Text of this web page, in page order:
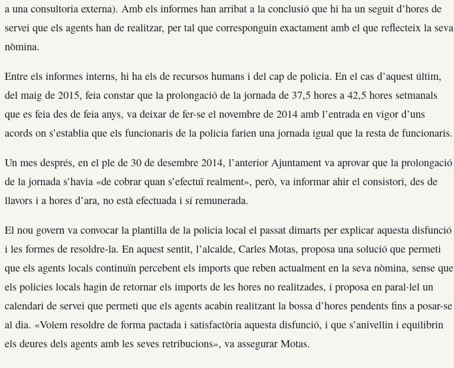
a una consultoria externa). Amb els informes han arribat a la conclusió que hi ha un seguit d’hores de
servei que els agents han de realitzar, per tal que corresponguin exactament amb el que reflecteix la seva
nòmina.
Entre els informes interns, hi ha els de recursos humans i del cap de policia. En el cas d’aquest últim,
del maig de 2015, feia constar que la prolongació de la jornada de 37,5 hores a 42,5 hores setmanals
que es feia des de feia anys, va deixar de fer-se el novembre de 2014 amb l’entrada en vigor d’uns
acords on s’establia que els funcionaris de la policia farien una jornada igual que la resta de funcionaris.
Un mes després, en el ple de 30 de desembre 2014, l’anterior Ajuntament va aprovar que la prolongació
de la jornada s’havia «de cobrar quan s’efectuï realment», però, va informar ahir el consistori, des de
llavors i a hores d’ara, no està efectuada i sí remunerada.
El nou govern va convocar la plantilla de la policia local el passat dimarts per explicar aquesta disfunció
i les formes de resoldre-la. En aquest sentit, l’alcalde, Carles Motas, proposa una solució que permeti
que els agents locals continuïn percebent els imports que reben actualment en la seva nòmina, sense que
els policies locals hagin de retornar els imports de les hores no realitzades, i proposa en paral·lel un
calendari de servei que permeti que els agents acabin realitzant la bossa d’hores pendents fins a posar-se
al dia. «Volem resoldre de forma pactada i satisfactòria aquesta disfunció, i que s’anivellin i equilibrin
els deures dels agents amb les seves retribucions», va assegurar Motas.